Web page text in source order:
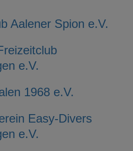
Aalener Spion e.V.
e.V.
1968 e.V.
Easy-Divers
e.V.